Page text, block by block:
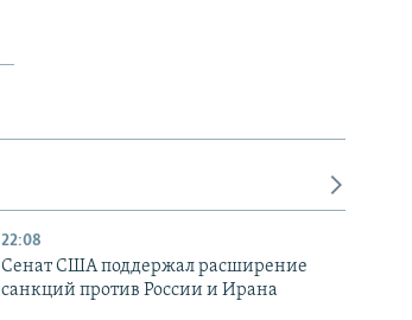
22:08
Сенат США поддержал расширение
санкций против России и Ирана